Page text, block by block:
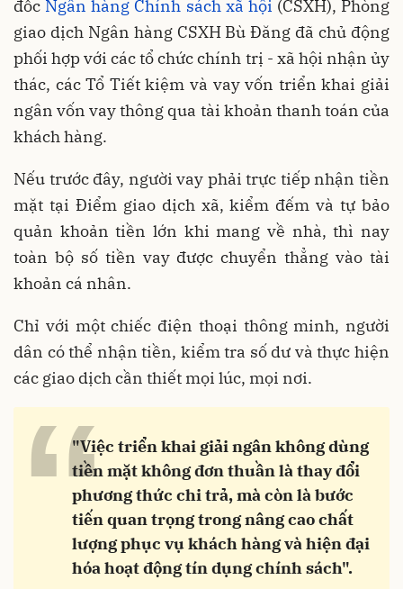
đốc Ngân hàng Chính sách xã hội (CSXH), Phòng
giao dịch Ngân hàng CSXH Bù Đăng đã chủ động
phối hợp với các tổ chức chính trị - xã hội nhận ủy
thác, các Tổ Tiết kiệm và vay vốn triển khai giải
ngân vốn vay thông qua tài khoản thanh toán của
khách hàng.
Nếu trước đây, người vay phải trực tiếp nhận tiền
mặt tại Điểm giao dịch xã, kiểm đếm và tự bảo
quản khoản tiền lớn khi mang về nhà, thì nay
toàn bộ số tiền vay được chuyển thẳng vào tài
khoản cá nhân.
Chỉ với một chiếc điện thoại thông minh, người
dân có thể nhận tiền, kiểm tra số dư và thực hiện
các giao dịch cần thiết mọi lúc, mọi nơi.
“"Việc triển khai giải ngân không dùng
tiền mặt không đơn thuần là thay đổi
phương thức chi trả, mà còn là bước
tiến quan trọng trong nâng cao chất
lượng phục vụ khách hàng và hiện đại
hóa hoạt động tín dụng chính sách".